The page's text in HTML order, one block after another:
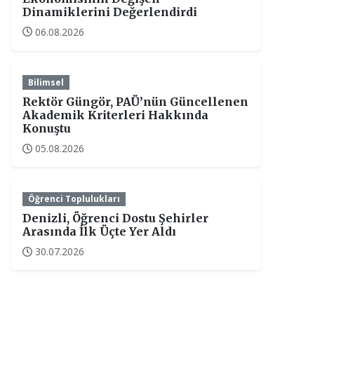
Dinamiklerini Değerlendirdi
06.08.2026
Bilimsel
Rektör Güngör, PAÜ’nün Güncellenen
Akademik Kriterleri Hakkında
Konuştu
05.08.2026
Öğrenci Toplulukları
Denizli, Öğrenci Dostu Şehirler
Arasında İlk Üçte Yer Aldı
30.07.2026